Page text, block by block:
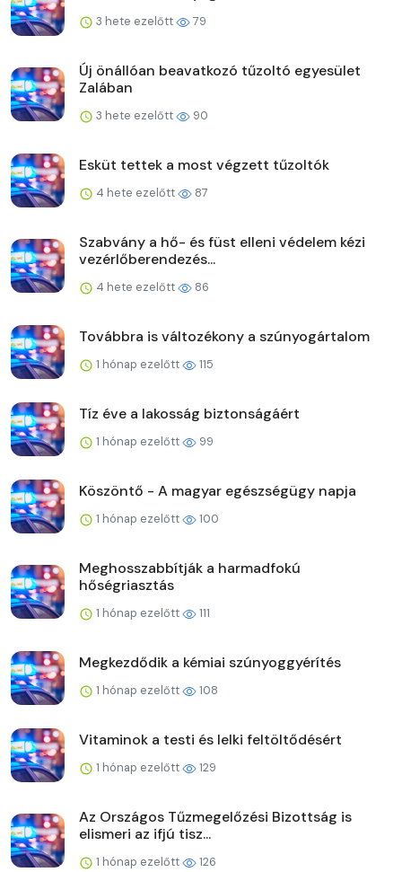
3 hete ezelőtt 79
Új önállóan beavatkozó tűzoltó egyesület
Zalában
3 hete ezelőtt 90
Esküt tettek a most végzett tűzoltók
4 hete ezelőtt 87
Szabvány a hő- és füst elleni védelem kézi
vezérlőberendezés...
4 hete ezelőtt 86
Továbbra is változékony a szúnyogártalom
1 hónap ezelőtt 115
Tíz éve a lakosság biztonságáért
1 hónap ezelőtt 99
Köszöntő - A magyar egészségügy napja
1 hónap ezelőtt 100
Meghosszabbítják a harmadfokú
hőségriasztás
1 hónap ezelőtt 111
Megkezdődik a kémiai szúnyoggyérítés
1 hónap ezelőtt 108
Vitaminok a testi és lelki feltöltődésért
1 hónap ezelőtt 129
Az Országos Tűzmegelőzési Bizottság is
elismeri az ifjú tisz...
1 hónap ezelőtt 126